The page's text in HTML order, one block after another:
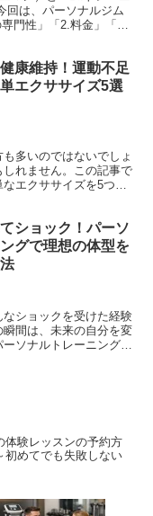
回は、パーソナルジム
門性」「2.料金」「3.
康維持！運動不足
エクササイズ5選
多いのではないでしょ
れません。この記事で
エクササイズを5つ紹
ショック！パーソ
グで理想の体型を
ショックを受けた経験
間は、未来の自分を変
ソナルトレーニングを
体験レッスンの予約方
初めてでも失敗しない